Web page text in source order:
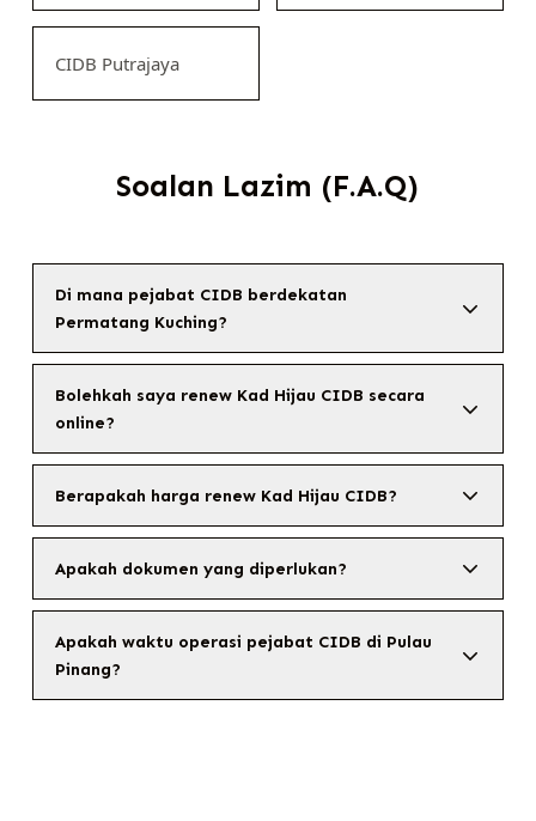
CIDB Putrajaya
Soalan Lazim (F.A.Q)
Di mana pejabat CIDB berdekatan
Permatang Kuching?
Bolehkah saya renew Kad Hijau CIDB secara
online?
Berapakah harga renew Kad Hijau CIDB?
Apakah dokumen yang diperlukan?
Apakah waktu operasi pejabat CIDB di Pulau
Pinang?